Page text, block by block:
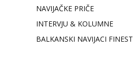
NAVIJAČKE PRIČE
INTERVJU & KOLUMNE
BALKANSKI NAVIJACI FINEST